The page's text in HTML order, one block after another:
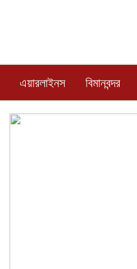
এয়ারলাইনস বিমানবন্দর